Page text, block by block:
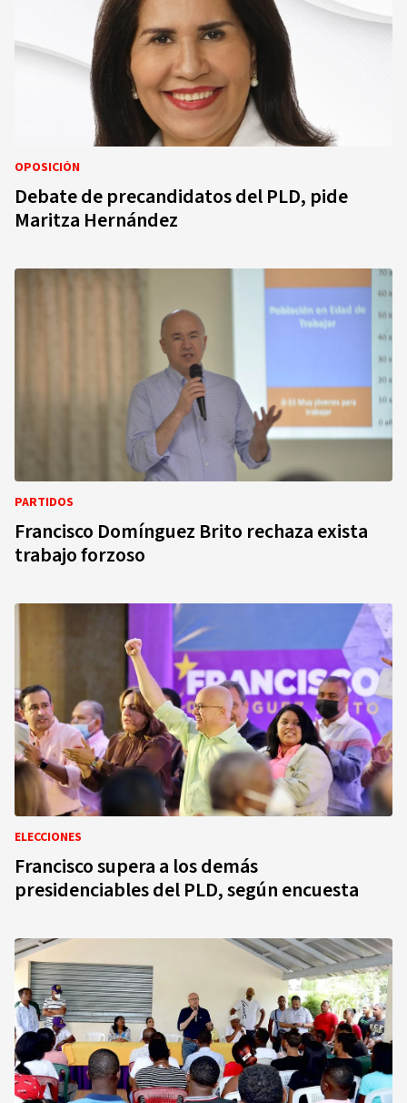
OPOSICIÓN
Debate de precandidatos del PLD, pide
Maritza Hernández
PARTIDOS
Francisco Domínguez Brito rechaza exista
trabajo forzoso
ELECCIONES
Francisco supera a los demás
presidenciables del PLD, según encuesta